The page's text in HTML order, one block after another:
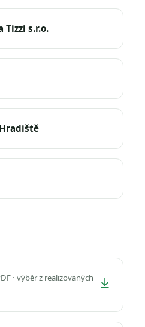
s.r.o.
· výběr z realizovaných